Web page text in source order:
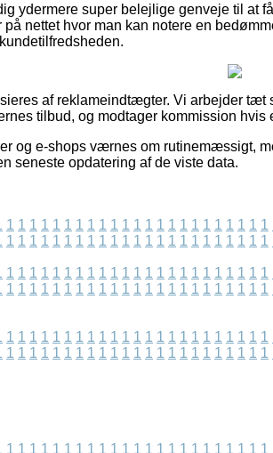
ydermere super belejlige genveje til at
på nettet hvor man kan notere en
af reklameindtægter. Vi arbejder tæt
tilbud, og modtager kommission
og e-shops værnes om rutinemæssigt,
seneste opdatering af de viste data.
1 1 1 1 1 1 1 1 1 1 1 1 1 1 1 1 1 1 1 1 1 1 1
1 1 1 1 1 1 1 1 1 1 1 1 1 1 1 1 1 1 1 1 1 1 1
1 1 1 1 1 1 1 1 1 1 1 1 1 1 1 1 1 1 1 1 1 1 1
1 1 1 1 1 1 1 1 1 1 1 1 1 1 1 1 1 1 1 1 1 1 1
1 1 1 1 1 1 1 1 1 1 1 1 1 1 1 1 1 1 1 1 1 1 1
1 1 1 1 1 1 1 1 1 1 1 1 1 1 1 1 1 1 1 1 1 1 1
1 1 1 1 1 1 1 1 1 1 1 1 1 1 1 1 1 1 1 1 1 1 1